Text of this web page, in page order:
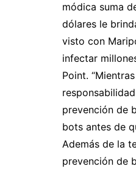
módica suma
dólares le
visto con
infectar
Point.
prevención de
bots antes de
Además de la
prevención de